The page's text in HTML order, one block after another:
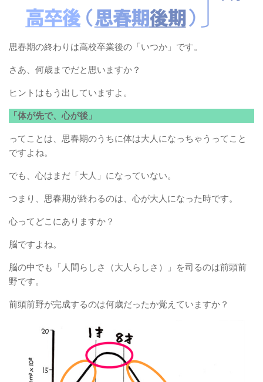
思春期の終わりは高校卒業後の「いつか」です。
さあ、何歳までだと思いますか？
ヒントはもう出していますよ。
「体が先で、心が後」
ってことは、思春期のうちに体は大人になっちゃうってこと
ですよね。
でも、心はまだ「大人」になっていない。
つまり、思春期が終わるのは、心が大人になった時です。
心ってどこにありますか？
脳ですよね。
脳の中でも「人間らしさ（大人らしさ）」を司るのは前頭前
野です。
前頭前野が完成するのは何歳だったか覚えていますか？